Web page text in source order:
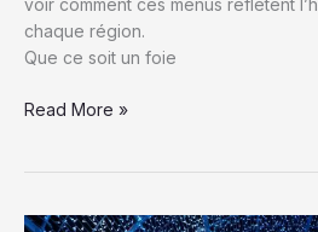
voir comment ces menus reflètent
chaque région.
Que ce soit un foie
Menus
:
Read More »